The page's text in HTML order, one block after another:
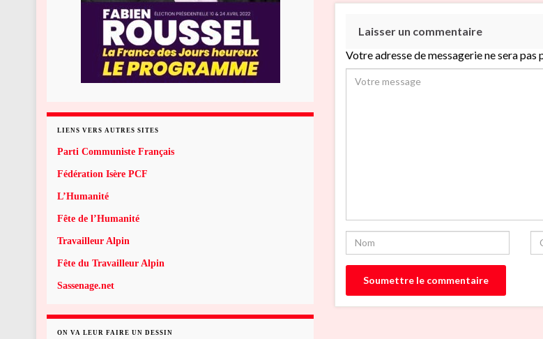
Laisser un commentaire
Votre adresse de messagerie ne sera pas
LIENS VERS AUTRES SITES
Parti Communiste Français
Fédération Isère PCF
L’Humanité
Fête de l’Humanité
Travailleur Alpin
Fête du Travailleur Alpin
Sassenage.net
ON VA LEUR FAIRE UN DESSIN